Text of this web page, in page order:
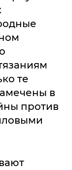
те
в
против